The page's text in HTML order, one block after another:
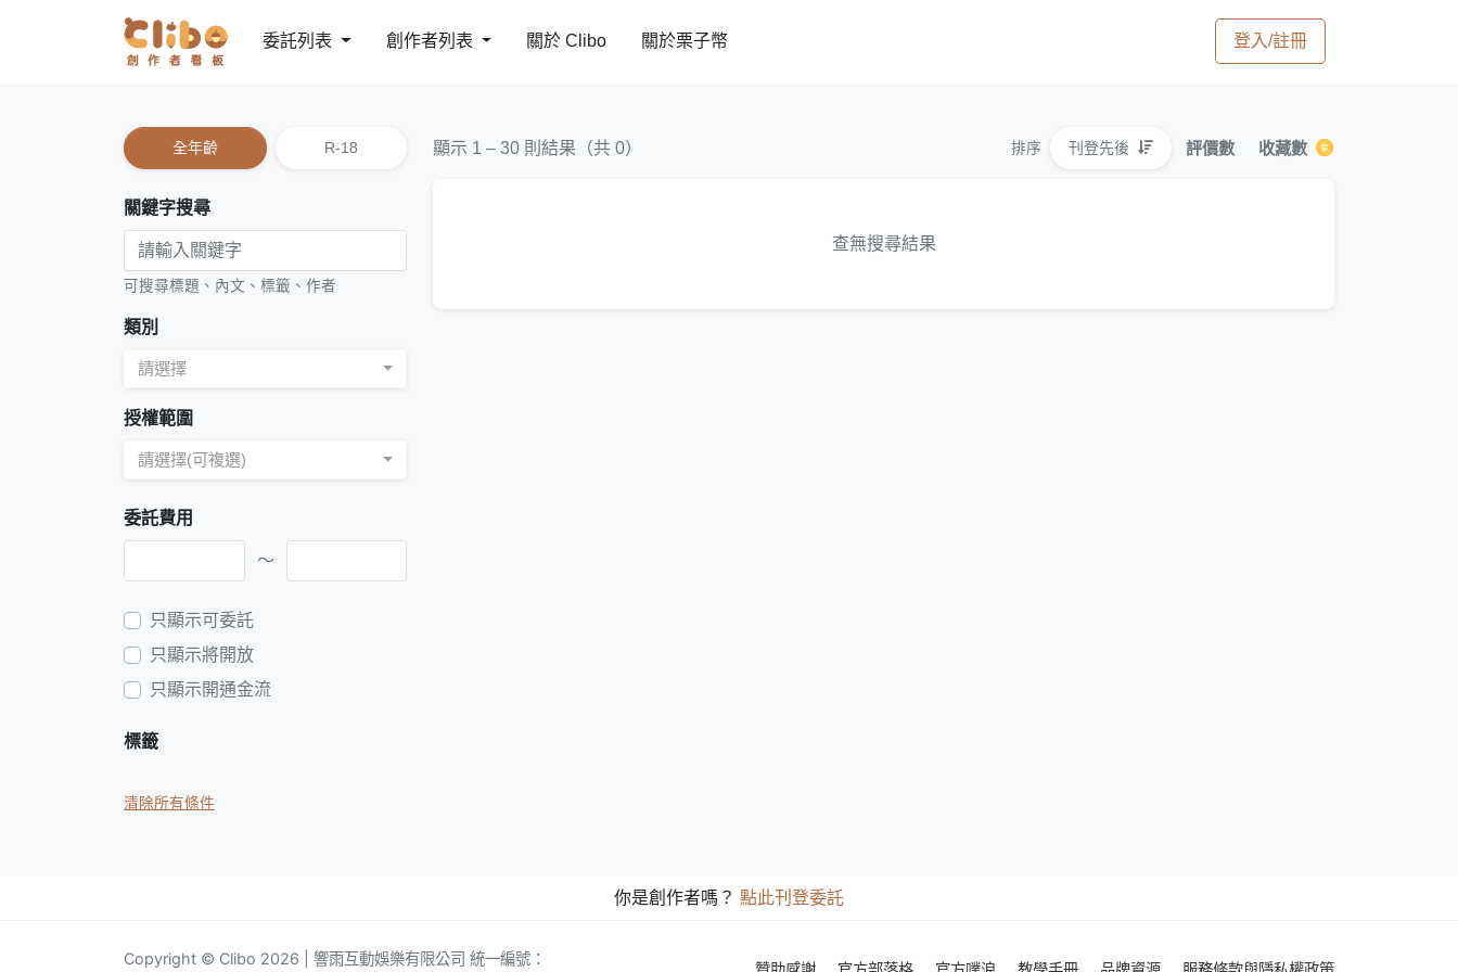
委託列表 創作者列表 關於 Clibo 關於栗子幣 登入/註冊
全年齡 R-18
關鍵字搜尋
可搜尋標題、內文、標籤、作者
類別
請選擇
授權範圍
請選擇(可複選)
委託費用
～
只顯示可委託
只顯示將開放
只顯示開通金流
標籤
清除所有條件
顯示 1 – 30 則結果（共 0） 排序 刊登先後 評價數 收藏數
查無搜尋結果
你是創作者嗎？ 點此刊登委託
Copyright © Clibo 2026 | 響雨互動娛樂有限公司 統一編號：